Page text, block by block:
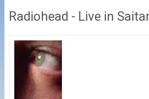
Radiohead - Live in